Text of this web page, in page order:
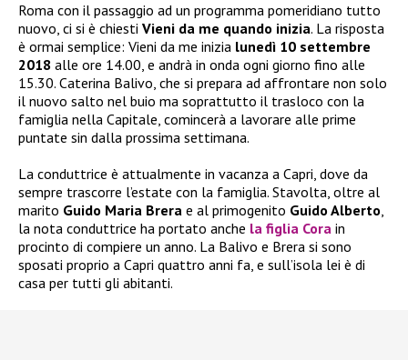
Roma con il passaggio ad un programma pomeridiano tutto
nuovo, ci si è chiesti Vieni da me quando inizia. La risposta
è ormai semplice: Vieni da me inizia lunedì 10 settembre
2018 alle ore 14.00, e andrà in onda ogni giorno fino alle
15.30. Caterina Balivo, che si prepara ad affrontare non solo
il nuovo salto nel buio ma soprattutto il trasloco con la
famiglia nella Capitale, comincerà a lavorare alle prime
puntate sin dalla prossima settimana.
La conduttrice è attualmente in vacanza a Capri, dove da
sempre trascorre l’estate con la famiglia. Stavolta, oltre al
marito Guido Maria Brera e al primogenito Guido Alberto,
la nota conduttrice ha portato anche la figlia Cora in
procinto di compiere un anno. La Balivo e Brera si sono
sposati proprio a Capri quattro anni fa, e sull’isola lei è di
casa per tutti gli abitanti.